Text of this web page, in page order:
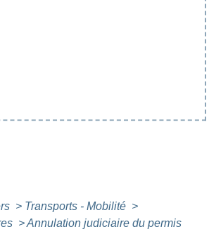
> Transports - Mobilité >
>Annulation judiciaire du permis